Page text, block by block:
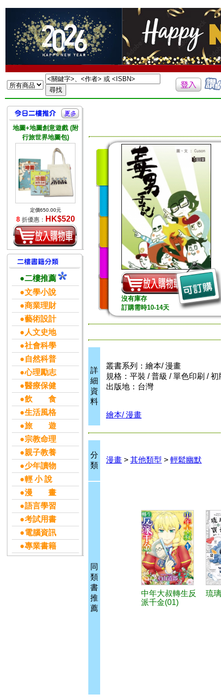
地圖+地圖創意遊戲 (附
行旅世界地圖包)
定價650.00元
8 折優惠： HK$520
●二樓推薦
●文學小說
●商業理財
●藝術設計
●人文史地
●社會科學
●自然科普
●心理勵志
●醫療保健
●飲 食
●生活風格
●旅 遊
●宗教命理
●親子教養
●少年讀物
●輕 小 說
●漫 畫
●語言學習
●考試用書
●電腦資訊
●專業書籍
沒有庫存
訂購需時10-14天
詳
細
資
料
叢書系列：繪本/ 漫畫
規格：平裝 / 普級 / 單色印刷 / 初
出版地：台灣
繪本/ 漫畫
分
類
漫畫 > 其他類型 > 輕鬆幽默
同
類
書
推
薦
中年大叔轉生反
派千金(01)
琉